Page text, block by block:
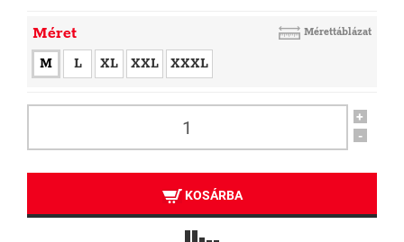
Méret Mérettáblázat
M L XL XXL XXXL
+
-
KOSÁRBA